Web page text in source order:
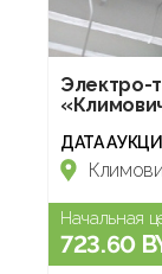
Электро-
ДАТА
Начальная
723.60